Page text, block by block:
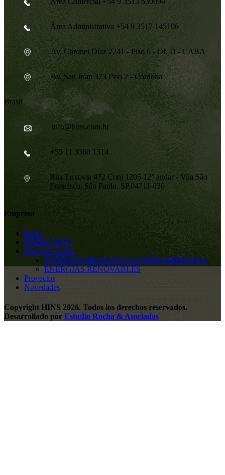
Área Administrativa +54 9 3517 145106
Av. Coronel Díaz 2241 - Piso 6 - Of. D - CABA
Bv. San Juan 373 Piso 2 - Córdoba
Brasil
info@hins.com.br
+55 11 3360 1514
Rua Enxovia 472 Conj 1205 12° andar - Vila São
Francisco, São Paulo. SP,04711-030
Empresa
Inicio
SOBRE HINS
Áreas de acción
SUSTENTABILIDAD Y ACCIÓN CLIMÁTICA
ENERGÍAS RENOVABLES
Proyectos
Novedades
Copyright HINS 2026. Todos los derechos reservados.
Desarrollado por Estudio Rocha & Asociados